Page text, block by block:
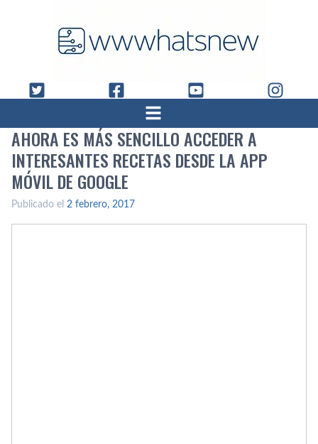
AHORA ES MÁS SENCILLO ACCEDER A
INTERESANTES RECETAS DESDE LA APP
MÓVIL DE GOOGLE
Publicado el 2 febrero, 2017